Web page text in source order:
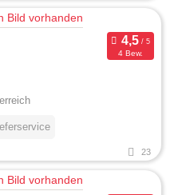
4 Bew.
23